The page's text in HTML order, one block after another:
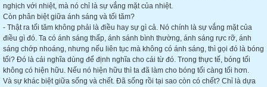
nghịch với nhiệt, mà nó chỉ là sự vắng mặt của nhiệt.
Còn phân biệt giữa ánh sáng và tối tăm?
- Thật ra tối tăm không phải là điều hay sự gì cả. Nó chính là sự vắng mặt của
điều gì đó. Ta có ánh sáng thấp, ánh sánh bình thường, ánh sáng rực rỡ, ánh
sáng chớp nhoáng, nhưng nếu liên tục mà không có ánh sáng, thì gọi đó là bóng
tối? Đó là cái nghĩa dùng để định nghĩa cho cái từ đó. Trong thực tế, bóng tối
không có hiện hữu. Nếu nó hiện hữu thì ta đã làm cho bóng tối càng tối hơn.
Và sự khác biệt giữa sống và chết. Đã sống rồi tại sao còn có chết? Chỉ là dựa